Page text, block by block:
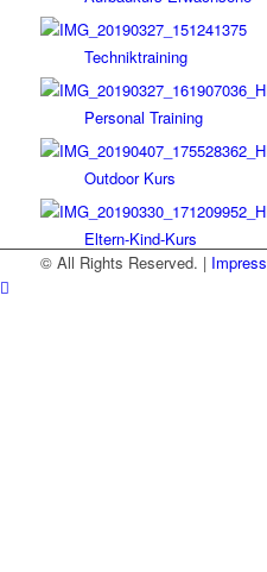
Techniktraining
Personal Training
Outdoor Kurs
Eltern-Kind-Kurs
© All Rights Reserved. |